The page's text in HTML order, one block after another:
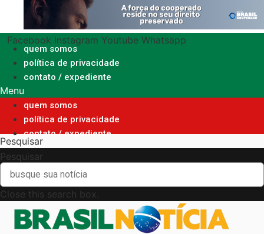
o
conteúdo
Facebook Instagram Youtube Whatsapp
quem somos
política de privacidade
contato / expediente
Menu
quem somos
política de privacidade
contato / expediente
Pesquisar
Pesquisar
Close this search box.